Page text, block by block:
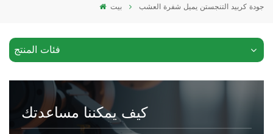
بيت جودة كربيد التنجستن يميل شفرة العشب
فئات المنتج
كيف يمكننا مساعدتك